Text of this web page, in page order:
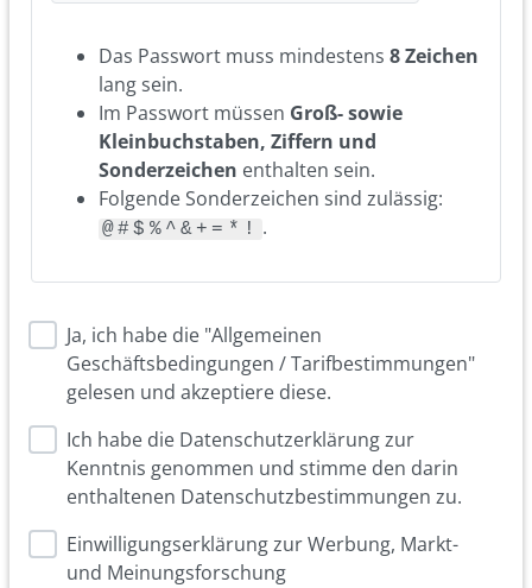
Das Passwort muss mindestens 8 Zeichen
lang sein.
Im Passwort müssen Groß- sowie
Kleinbuchstaben, Ziffern und
Sonderzeichen enthalten sein.
Folgende Sonderzeichen sind zulässig:
@#$%^&+=*! .
Ja, ich habe die "Allgemeinen
Geschäftsbedingungen / Tarifbestimmungen"
gelesen und akzeptiere diese.
Ich habe die Datenschutzerklärung zur
Kenntnis genommen und stimme den darin
enthaltenen Datenschutzbestimmungen zu.
Einwilligungserklärung zur Werbung, Markt-
und Meinungsforschung